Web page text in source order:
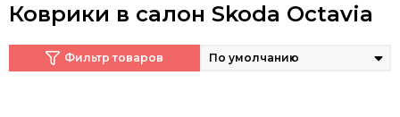
Коврики в салон Skoda Octavia
Фильтр товаров